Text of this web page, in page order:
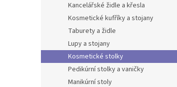
Kancelářské židle a křesla
Kosmetické kufříky a stojany
Taburety a židle
Lupy a stojany
Kosmetické stolky
Pedikúrní stolky a vaničky
Manikúrní stoly